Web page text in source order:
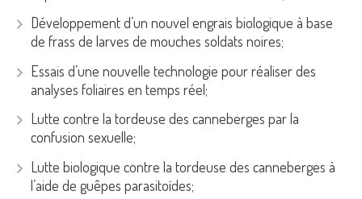
Développement d’un nouvel engrais biologique à base
de frass de larves de mouches soldats noires;
Essais d’une nouvelle technologie pour réaliser des
analyses foliaires en temps réel;
Lutte contre la tordeuse des canneberges par la
confusion sexuelle;
Lutte biologique contre la tordeuse des canneberges à
l’aide de guêpes parasitoïdes;